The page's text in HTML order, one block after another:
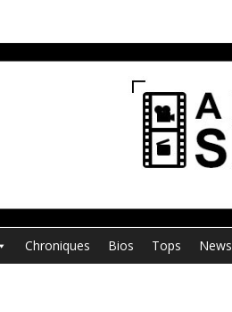
Chroniques Bios Tops News